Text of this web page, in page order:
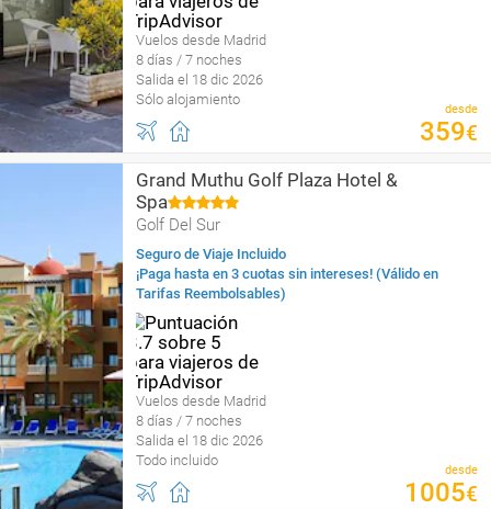
Vuelos desde Madrid
8 días / 7 noches
Salida el 18 dic 2026
Sólo alojamiento
desde
359€
Grand Muthu Golf Plaza Hotel &
Spa
Golf Del Sur
Seguro de Viaje Incluido
¡Paga hasta en 3 cuotas sin intereses! (Válido en
Tarifas Reembolsables)
Vuelos desde Madrid
8 días / 7 noches
Salida el 18 dic 2026
Todo incluido
desde
1005€